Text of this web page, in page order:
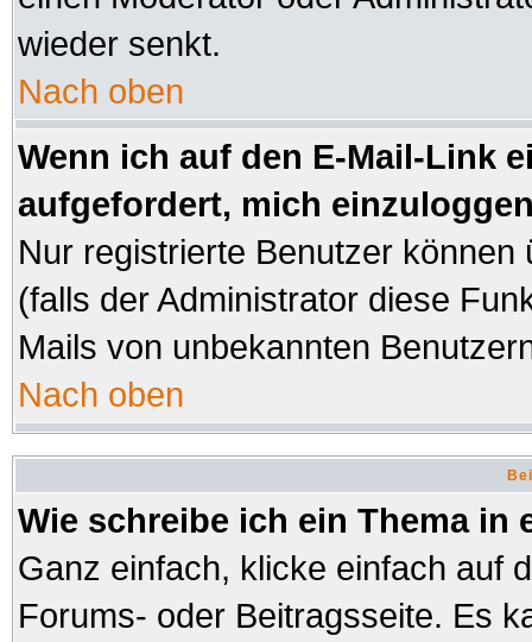
wieder senkt.
Nach oben
Wenn ich auf den E-Mail-Link
aufgefordert, mich
Nur registrierte Benutzer
(falls der Administrator diese
Mails von unbekannten
Nach oben
Wie schreibe ich ein Thema in
Ganz einfach, klicke einfach auf
Forums- oder Beitragsseite. Es